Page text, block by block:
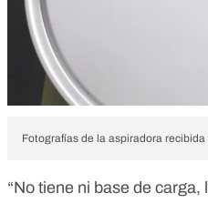
Fotografías de la aspiradora
“No tiene ni base de